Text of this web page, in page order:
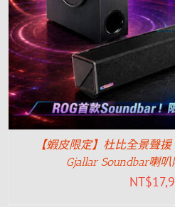
【蝦皮限定】杜比全景聲
Gjallar Soundbar喇
NT$